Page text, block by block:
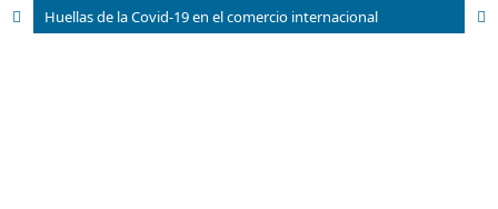
Huellas de la Covid-19 en el comercio internacional